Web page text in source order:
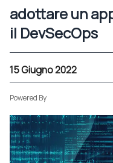
adottare un
il DevSecOps
15 Giugno 2022
Powered By